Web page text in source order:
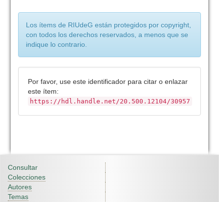
Los ítems de RIUdeG están protegidos por copyright,
con todos los derechos reservados, a menos que se
indique lo contrario.
Por favor, use este identificador para citar o enlazar
este ítem:
https://hdl.handle.net/20.500.12104/30957
Consultar
Colecciones
Autores
Temas